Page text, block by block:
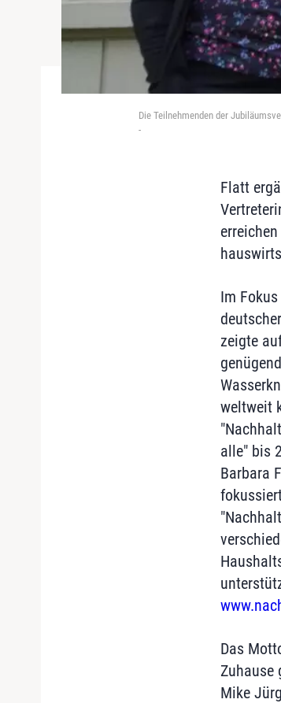
Die Teilnehmenden der
-
Flatt
Im
zeigte
weltweit
alle" bis
Barbara
Das
Zuhause
Mike